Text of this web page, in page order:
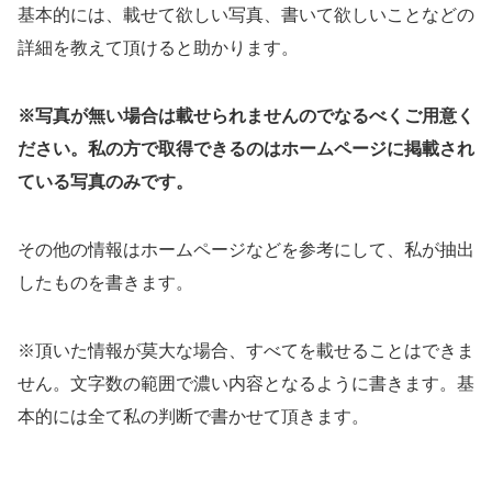
基本的には、載せて欲しい写真、書いて欲しいことなどの
詳細を教えて頂けると助かります。
※写真が無い場合は載せられませんのでなるべくご用意く
ださい。私の方で取得できるのはホームページに掲載され
ている写真のみです。
その他の情報はホームページなどを参考にして、私が抽出
したものを書きます。
※頂いた情報が莫大な場合、すべてを載せることはできま
せん。文字数の範囲で濃い内容となるように書きます。基
本的には全て私の判断で書かせて頂きます。